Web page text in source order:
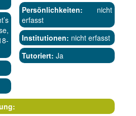
Persönlichkeiten: nicht
erfasst
Institutionen: nicht erfasst
Tutoriert: Ja